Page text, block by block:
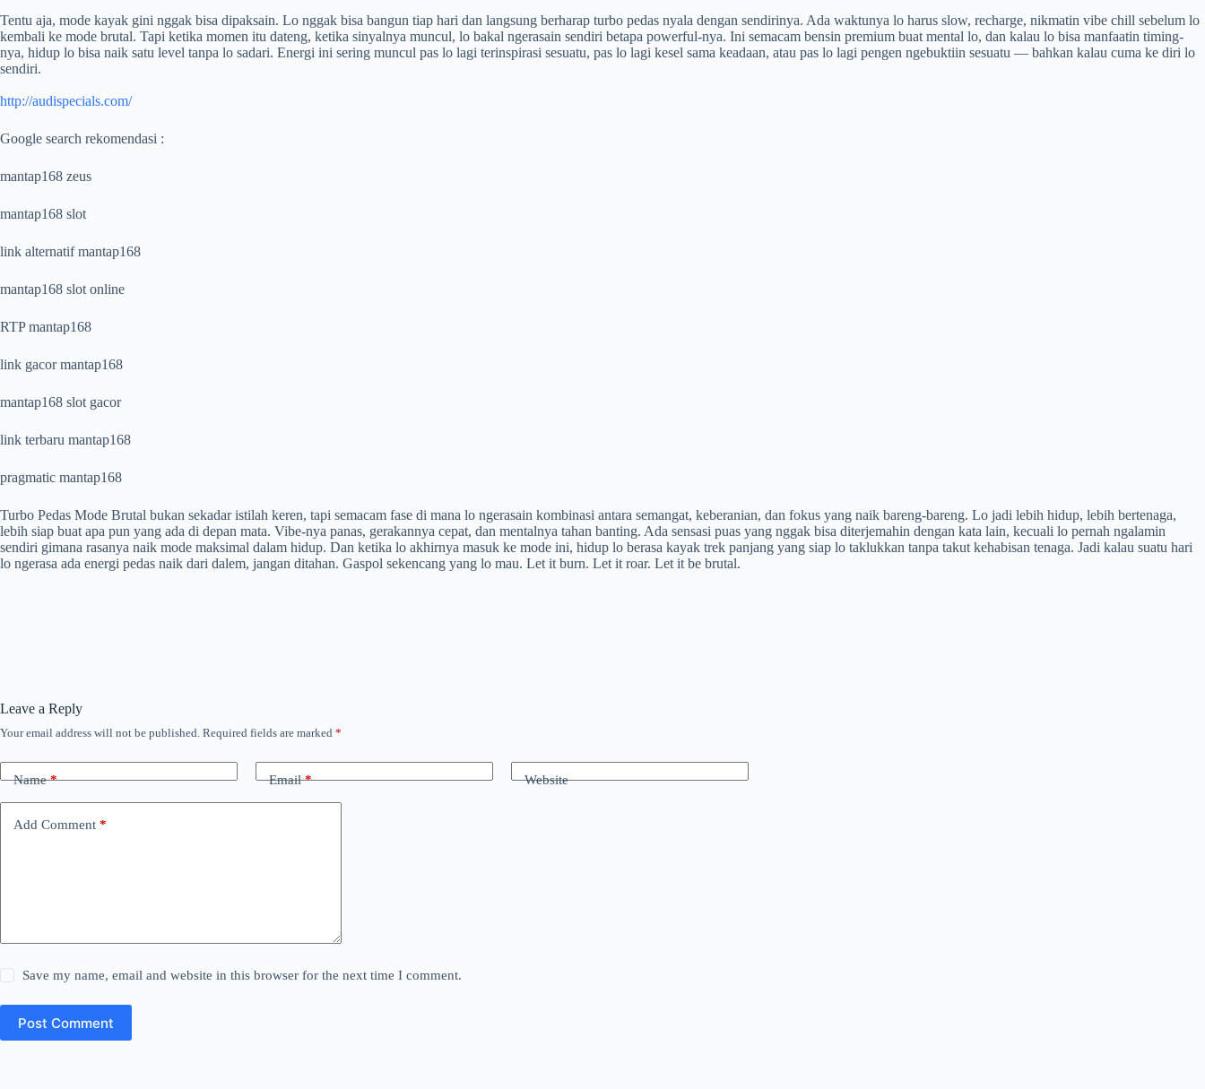
Tentu aja, mode kayak gini nggak bisa dipaksain. Lo nggak bisa bangun tiap hari dan langsung berharap turbo pedas nyala dengan sendirinya. Ada waktunya lo harus slow, recharge, nikmatin vibe chill sebelum lo
kembali ke mode brutal. Tapi ketika momen itu dateng, ketika sinyalnya muncul, lo bakal ngerasain sendiri betapa powerful-nya. Ini semacam bensin premium buat mental lo, dan kalau lo bisa manfaatin timing-
nya, hidup lo bisa naik satu level tanpa lo sadari. Energi ini sering muncul pas lo lagi terinspirasi sesuatu, pas lo lagi kesel sama keadaan, atau pas lo lagi pengen ngebuktiin sesuatu — bahkan kalau cuma ke diri lo
sendiri.
http://audispecials.com/
Google search rekomendasi :
mantap168 zeus
mantap168 slot
link alternatif mantap168
mantap168 slot online
RTP mantap168
link gacor mantap168
mantap168 slot gacor
link terbaru mantap168
pragmatic mantap168
Turbo Pedas Mode Brutal bukan sekadar istilah keren, tapi semacam fase di mana lo ngerasain kombinasi antara semangat, keberanian, dan fokus yang naik bareng-bareng. Lo jadi lebih hidup, lebih bertenaga,
lebih siap buat apa pun yang ada di depan mata. Vibe-nya panas, gerakannya cepat, dan mentalnya tahan banting. Ada sensasi puas yang nggak bisa diterjemahin dengan kata lain, kecuali lo pernah ngalamin
sendiri gimana rasanya naik mode maksimal dalam hidup. Dan ketika lo akhirnya masuk ke mode ini, hidup lo berasa kayak trek panjang yang siap lo taklukkan tanpa takut kehabisan tenaga. Jadi kalau suatu hari
lo ngerasa ada energi pedas naik dari dalem, jangan ditahan. Gaspol sekencang yang lo mau. Let it burn. Let it roar. Let it be brutal.
Leave a Reply
Your email address will not be published. Required fields are marked *
Name* Email* Website
Add Comment *
Save my name, email and website in this browser for the next time I comment.
Post Comment